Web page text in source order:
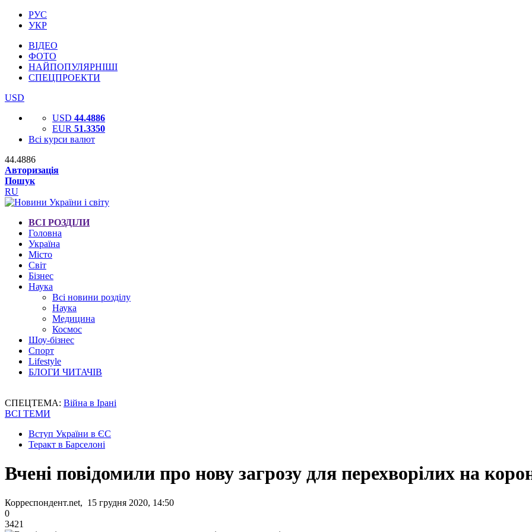
РУС
УКР
ВІДЕО
ФОТО
НАЙПОПУЛЯРНІШІ
СПЕЦПРОЕКТИ
USD
USD 44.4886
EUR 51.3350
Всі курси валют
44.4886
Авторизація
Пошук
RU
ВСІ РОЗДІЛИ
Головна
Україна
Місто
Світ
Бізнес
Наука
Всі новини розділу
Наука
Медицина
Космос
Шоу-бізнес
Спорт
Lifestyle
БЛОГИ ЧИТАЧІВ
СПЕЦТЕМА: Війна в Ірані
ВСІ ТЕМИ
Вступ України в ЄС
Теракт в Барселоні
Вчені повідомили про нову загрозу для перехворілих на
Корреспондент.net, 15 грудня 2020, 14:50
0
3421